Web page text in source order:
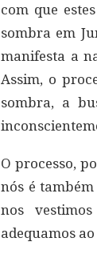
com que
sombra em
manifesta a
Assim, o
sombra, a
O processo,
nós é
nos
adequamos